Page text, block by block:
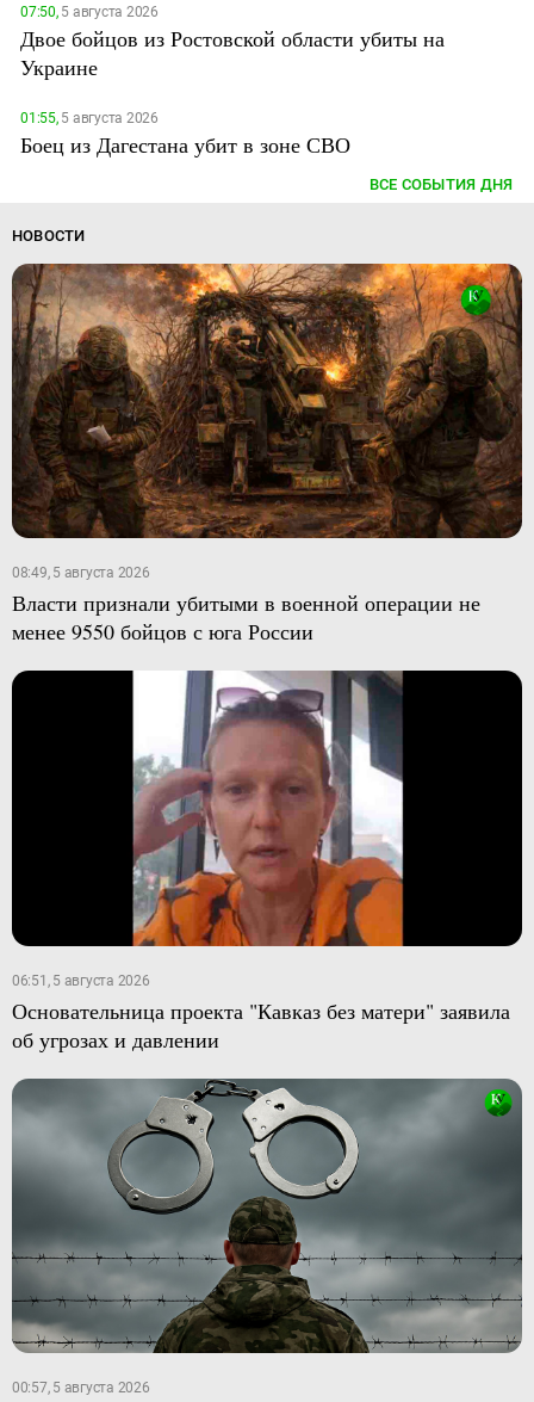
07:50,5 августа 2026
Двое бойцов из Ростовской области убиты на
Украине
01:55,5 августа 2026
Боец из Дагестана убит в зоне СВО
ВСЕ СОБЫТИЯ ДНЯ
НОВОСТИ
08:49, 5 августа 2026
Власти признали убитыми в военной операции не
менее 9550 бойцов с юга России
06:51, 5 августа 2026
Основательница проекта "Кавказ без матери" заявила
об угрозах и давлении
00:57, 5 августа 2026